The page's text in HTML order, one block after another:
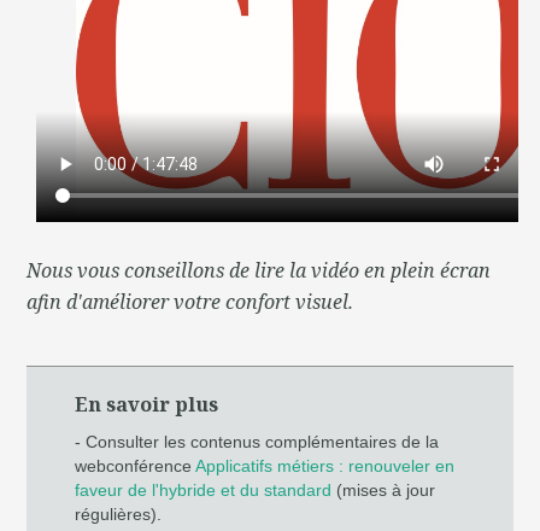
Nous vous conseillons de lire la vidéo en plein écran
afin d'améliorer votre confort visuel.
En savoir plus
- Consulter les contenus complémentaires de la
webconférenceApplicatifs métiers : renouveler en
faveur de l'hybride et du standard (mises à jour
régulières).